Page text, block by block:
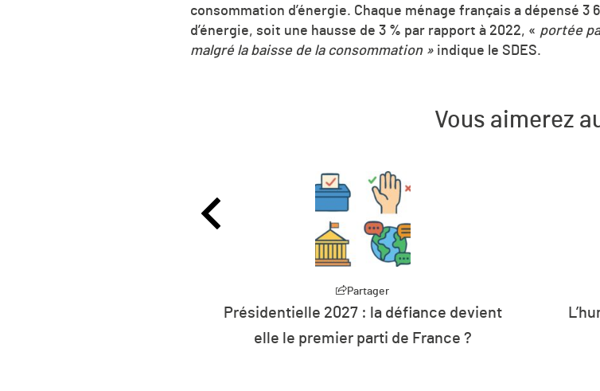
consommation d’énergie. Chaque ménage français a dépensé 3
d’énergie, soit une hausse de 3 % par rapport à 2022, « portée
malgré la baisse de la consommation » indique le SDES.
Vous aimerez
Partager
L’humanité vit désormais à crédit sur les
ressources de la planète